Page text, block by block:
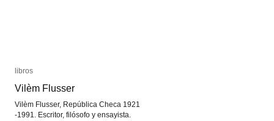
libros
Vilèm Flusser
Vilèm Flusser, República Checa 1921
-1991. Escritor, filósofo y ensayista.
libros
Vilèm Flusser